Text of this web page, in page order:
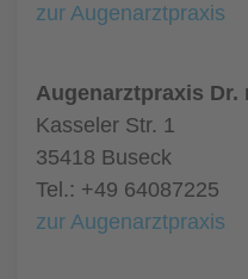
zur Augenarztpraxis
Augenarztpraxis Dr.
Kasseler Str. 1
35418 Buseck
Tel.: +49 64087225
zur Augenarztpraxis